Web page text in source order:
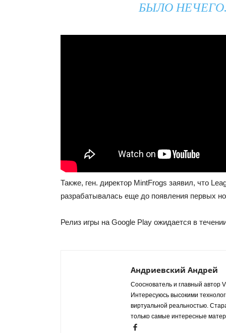
БЫЛО
Также, ген. директор MintFrogs заявил, что
разрабатывалась еще до появления первых
Релиз игры на Google Play ожидается в
Андриевский Андрей
Сооснователь и главный автор
Интересуюсь высокими
виртуальной реальностью.
только самые интересные